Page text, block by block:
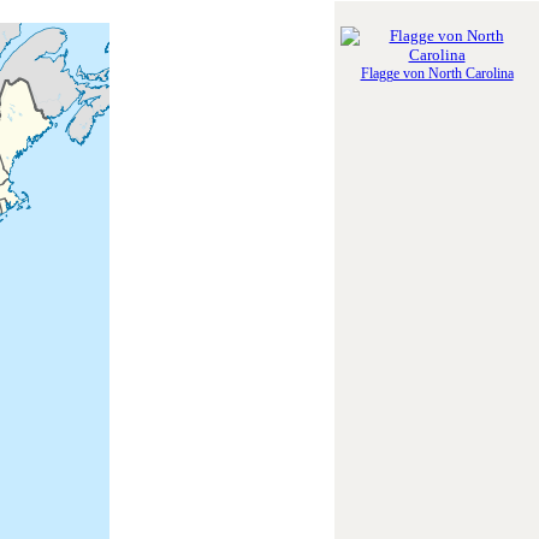
Flagge von North Carolina